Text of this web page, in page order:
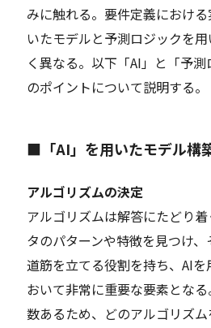
みに触れる。要件定義におけ
いたモデルと予測ロジックを
く異なる。以下「AI」と「予
のポイントについて説明する。
■「AI」を用いたモデル構
アルゴリズムの決定
アルゴリズムは解答にたどり
タのパターンや特徴を見つけ
道筋を立てる役割を持ち、AI
おいて非常に重要な要素とな
数あるため、どのアルゴリズ